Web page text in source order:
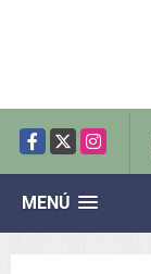
Facebook
X Instagram
MENÚ